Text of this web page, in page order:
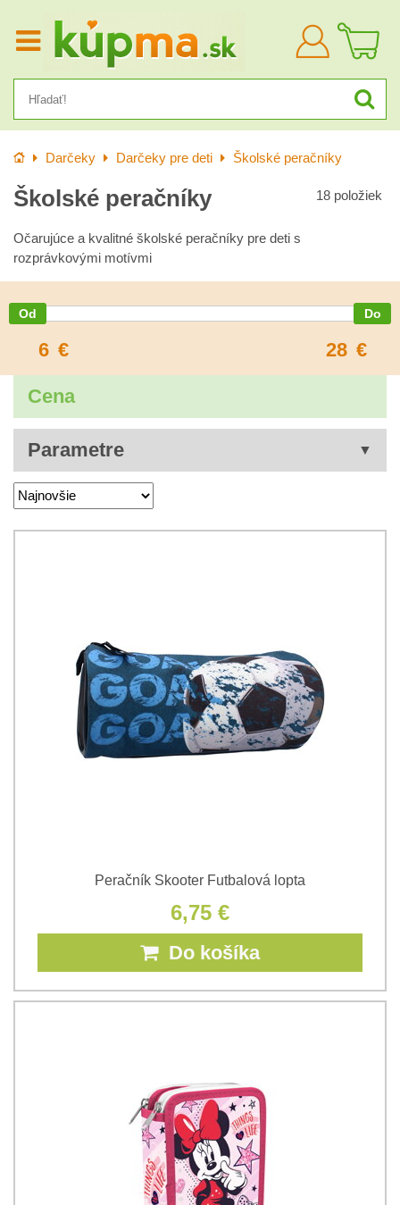
Prihlásiť
sa
Úvod Darčeky Darčeky pre deti Školské peračníky
Školské peračníky 18 položiek
Očarujúce a kvalitné školské peračníky pre deti s
rozprávkovými motívmi
6 € 28 €
Cena
Parametre
Peračník Skooter Futbalová lopta
6,75 €
Do košíka